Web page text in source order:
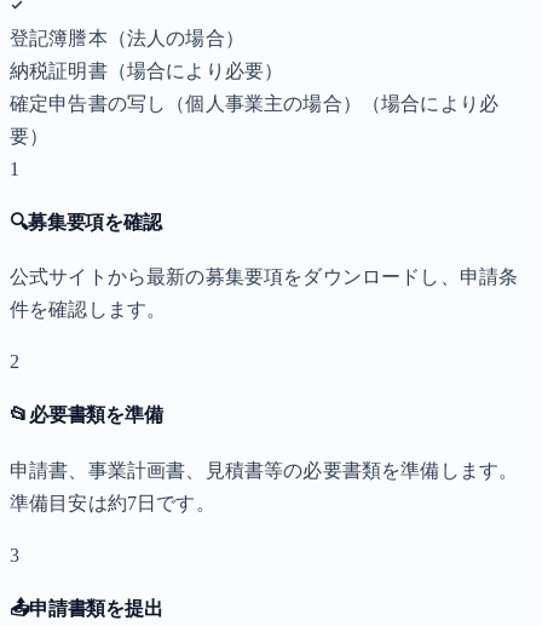
登記簿謄本（法人の場合）
納税証明書（場合により必要）
確定申告書の写し（個人事業主の場合）
（場合により必
要）
1
🔍募集要項を確認
公式サイトから最新の募集要項をダウンロードし、申請条
件を確認します。
2
📂 必要書類を準備
申請書、事業計画書、見積書等の必要書類を準備します。
準備目安は約7日です。
3
📤申請書類を提出